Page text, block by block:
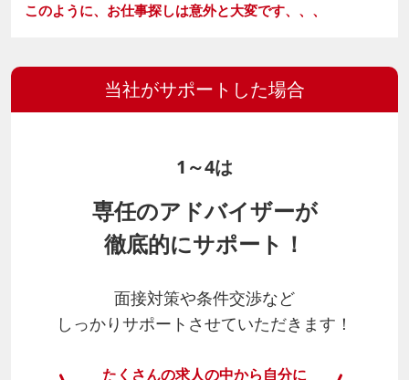
このように、お仕事探しは意外と大変です、、、
当社がサポートした場合
1～4は
専任のアドバイザーが
徹底的にサポート！
面接対策や条件交渉など
しっかりサポート させていただきます！
たくさんの求人の中から自分に